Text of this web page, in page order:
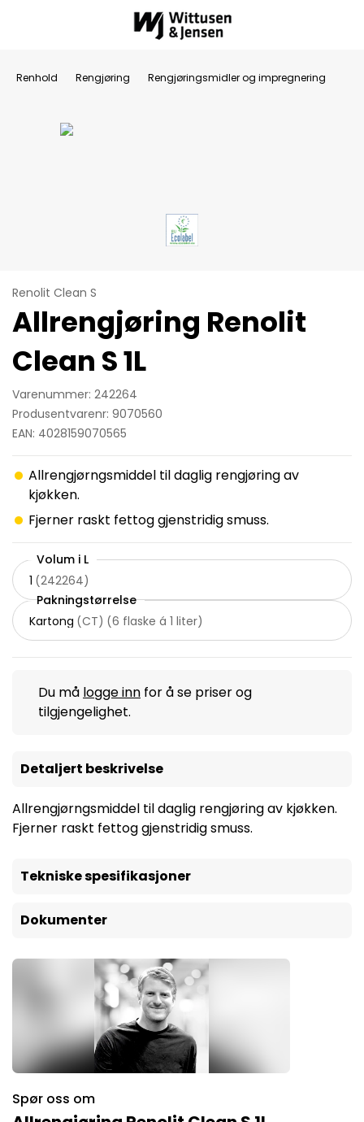
Renhold Rengjøring Rengjøringsmidler og impregnering
Renolit Clean S
Allrengjøring Renolit
Clean S 1L
Varenummer: 242264
Produsentvarenr: 9070560
EAN: 4028159070565
Allrengjørngsmiddel til daglig rengjøring av
kjøkken.
Fjerner raskt fettog gjenstridig smuss.
Volum i L
1 (242264)
Pakningstørrelse
Kartong (CT) (6 flaske á 1 liter)
Du må logge inn for å se priser og
tilgjengelighet.
Detaljert beskrivelse
Allrengjørngsmiddel til daglig rengjøring av kjøkken.
Fjerner raskt fettog gjenstridig smuss.
Tekniske spesifikasjoner
Dokumenter
Spør oss om